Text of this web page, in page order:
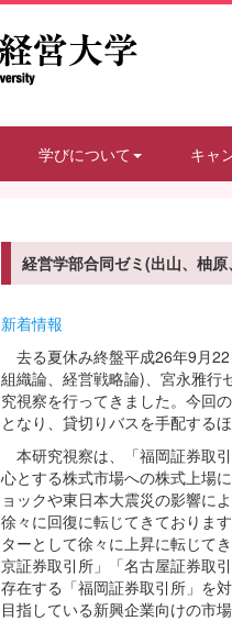
学びについて キャ
経営学部合同ゼミ(出山、柚
新着情報
去る夏休み終盤平成26年9月
組織論、経営戦略論)、宮永雅行
究視察を行ってきました。今回
となり、貸切りバスを手配する
本研究視察は、「福岡証券取
心とする株式市場への株式上場
ョックや東日本大震災の影響に
徐々に回復に転じてきておりま
ターとして徐々に上昇に転じて
京証券取引所」「名古屋証券取
存在する「福岡証券取引所」を
目指している新興企業向けの市